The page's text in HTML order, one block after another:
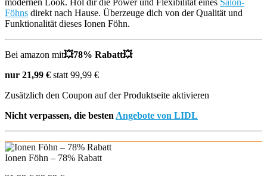
modernen Look. Hol dir die Power und Flexibilität eines Salon-
Föhns direkt nach Hause. Überzeuge dich von der Qualität und
Funktionalität dieses Ionen Föhn.
Bei amazon mit💥78% Rabatt💥
nur 21,99 € statt 99,99 €
Zusätzlich den Coupon auf der Produktseite aktivieren
Nicht verpassen, die besten Angebote von LIDL
Ionen Föhn – 78% Rabatt